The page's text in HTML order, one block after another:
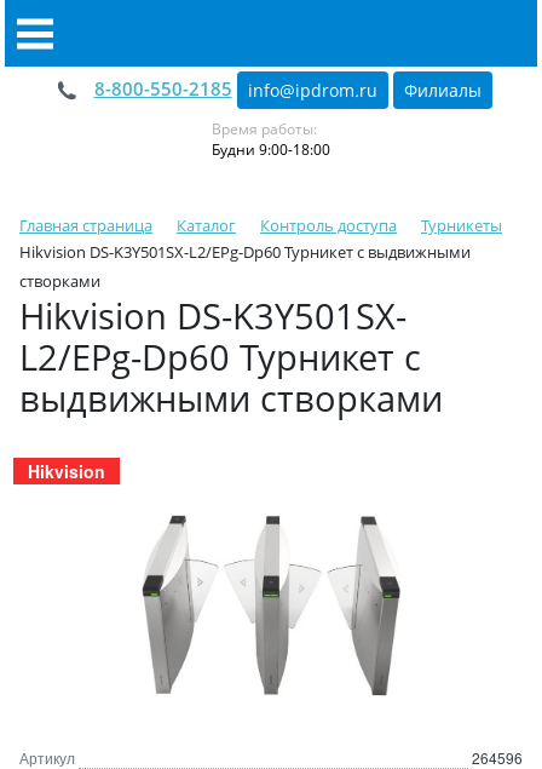
8-800-550-2185 info@ipdrom.ru Филиалы
Время работы:
Будни 9:00-18:00
Главная страница Каталог Контроль доступа
Турникеты
Hikvision DS-K3Y501SX-L2/EPg-Dp60 Турникет с выдвижными
створками
Hikvision DS-K3Y501SX-
L2/EPg-Dp60 Турникет с
выдвижными створками
Hikvision
Артикул 264596